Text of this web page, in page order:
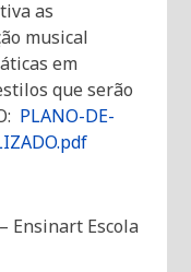
as
musical
em
que serão
PLANO-DE-
Ensinart Escola